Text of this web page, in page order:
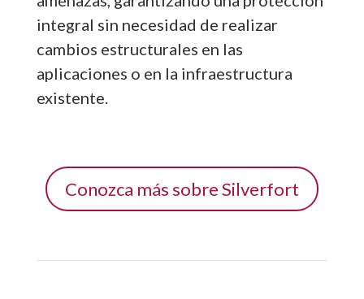
integral sin necesidad de realizar
cambios estructurales en las
aplicaciones o en la infraestructura
existente.
Conozca más sobre Silverfort